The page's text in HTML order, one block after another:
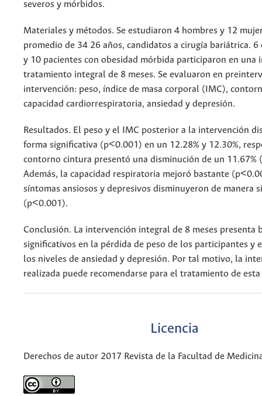
severos y mórbidos.
Materiales y métodos. Se estudiaron 4 hombres y 12
promedio de 34 26 años, candidatos a cirugía bariátrica. 6
y 10 pacientes con obesidad mórbida participaron en una
tratamiento integral de 8 meses. Se evaluaron en
intervención: peso, índice de masa corporal (IMC),
capacidad cardiorrespiratoria, ansiedad y depresión.
Resultados. El peso y el IMC posterior a la intervención
forma significativa (p<0.001) en un 12.28% y 12.30%,
contorno cintura presentó una disminución de un 11.67%
Además, la capacidad respiratoria mejoró bastante
síntomas ansiosos y depresivos disminuyeron de manera
(p<0.001).
Conclusión. La intervención integral de 8 meses presenta
significativos en la pérdida de peso de los participantes y
los niveles de ansiedad y depresión. Por tal motivo, la
realizada puede recomendarse para el tratamiento de
Licencia
Derechos de autor 2017 Revista de la Facultad de